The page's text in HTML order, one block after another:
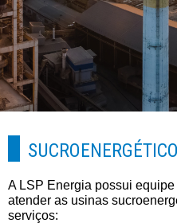
SUCROENERGÉTICO
A LSP Energia possui
atender as usinas
serviços: